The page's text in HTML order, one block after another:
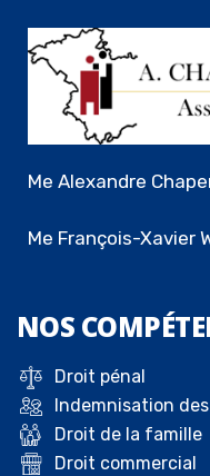
Me Alexandre
Me François-Xavier
NOS
Droit pénal
Indemnisation
Droit de la famille
Droit commercial